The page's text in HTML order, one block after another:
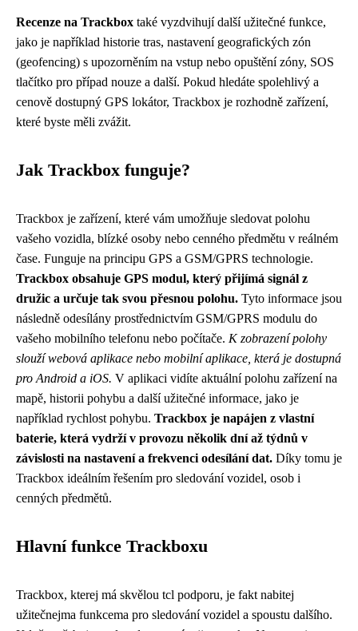
Recenze na Trackbox také vyzdvihují další užitečné funkce,
jako je například historie tras, nastavení geografických zón
(geofencing) s upozorněním na vstup nebo opuštění zóny, SOS
tlačítko pro případ nouze a další. Pokud hledáte spolehlivý a
cenově dostupný GPS lokátor, Trackbox je rozhodně zařízení,
které byste měli zvážit.
Jak Trackbox funguje?
Trackbox je zařízení, které vám umožňuje sledovat polohu
vašeho vozidla, blízké osoby nebo cenného předmětu v reálném
čase. Funguje na principu GPS a GSM/GPRS technologie.
Trackbox obsahuje GPS modul, který přijímá signál z
družic a určuje tak svou přesnou polohu. Tyto informace jsou
následně odesílány prostřednictvím GSM/GPRS modulu do
vašeho mobilního telefonu nebo počítače. K zobrazení polohy
slouží webová aplikace nebo mobilní aplikace, která je dostupná
pro Android a iOS. V aplikaci vidíte aktuální polohu zařízení na
mapě, historii pohybu a další užitečné informace, jako je
například rychlost pohybu. Trackbox je napájen z vlastní
baterie, která vydrží v provozu několik dní až týdnů v
závislosti na nastavení a frekvenci odesílání dat. Díky tomu je
Trackbox ideálním řešením pro sledování vozidel, osob i
cenných předmětů.
Hlavní funkce Trackboxu
Trackbox, kterej má skvělou tcl podporu, je fakt nabitej
užitečnejma funkcema pro sledování vozidel a spoustu dalšího.